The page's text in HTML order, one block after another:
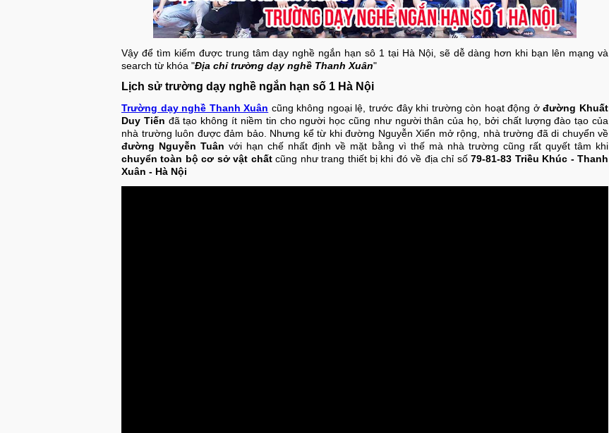
Vậy để tìm kiếm được trung tâm dạy nghề ngắn hạn sô 1 tại Hà Nội, sẽ dễ dàng hơn khi bạn lên mạng và
search từ khóa "Địa chỉ trường dạy nghề Thanh Xuân"
Lịch sử trường dạy nghề ngắn hạn số 1 Hà Nội
Trường dạy nghề Thanh Xuân cũng không ngoại lệ, trước đây khi trường còn hoạt động ởđường Khuất
Duy Tiến đã tạo không ít niềm tin cho người học cũng như người thân của họ, bởi chất lượng đào tạo của
nhà trường luôn được đảm bảo. Nhưng kể từ khi đường Nguyễn Xiển mở rộng, nhà trường đã di chuyển về
đường Nguyễn Tuân với hạn chế nhất định về mặt bằng vì thế mà nhà trường cũng rất quyết tâm khi
chuyển toàn bộ cơ sở vật chấtcũng như trang thiết bị khi đó về địa chỉ số79-81-83 Triều Khúc - Thanh
Xuân - Hà Nội